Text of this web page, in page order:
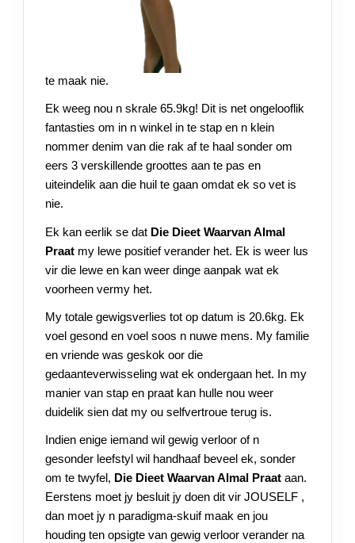
te maak nie.
Ek weeg nou n skrale 65.9kg! Dit is net ongelooflik
fantasties om in n winkel in te stap en n klein
nommer denim van die rak af te haal sonder om
eers 3 verskillende groottes aan te pas en
uiteindelik aan die huil te gaan omdat ek so vet is
nie.
Ek kan eerlik se dat Die Dieet Waarvan Almal
Praatmy lewe positief verander het. Ek is weer lus
vir die lewe en kan weer dinge aanpak wat ek
voorheen vermy het.
My totale gewigsverlies tot op datum is 20.6kg. Ek
voel gesond en voel soos n nuwe mens. My familie
en vriende was geskok oor die
gedaanteverwisseling wat ek ondergaan het. In my
manier van stap en praat kan hulle nou weer
duidelik sien dat my ou selfvertroue terug is.
Indien enige iemand wil gewig verloor of n
gesonder leefstyl wil handhaaf beveel ek, sonder
om te twyfel, Die Dieet Waarvan Almal Praataan.
Eerstens moet jy besluit jy doen dit vir JOUSELF ,
dan moet jy n paradigma-skuif maak en jou
houding ten opsigte van gewig verloor verander na